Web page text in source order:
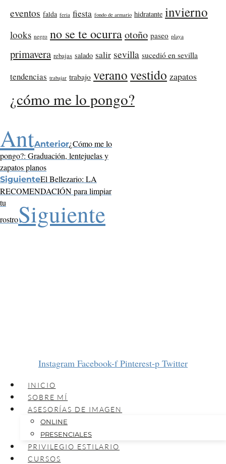
eventos falda feria fiesta fondo de armario hidratante invierno
looks negro no se te ocurraotoño paseo playa
primavera rebajas salado salir sevilla sucedió en sevilla
tendencias trabajar trabajo veranovestido zapatos
¿cómo me lo pongo?
AntAnterior¿Cómo me lo
pongo?: Graduación, lentejuelas y
zapatos planos
SiguienteEl Bellezario: LA
RECOMENDACIÓN para limpiar
tu
rostroSiguiente
Instagram Facebook-f Pinterest-p Twitter
INICIO
SOBRE MÍ
ASESORÍAS DE IMAGEN
ONLINE
PRESENCIALES
PRIVILEGIO ESTILARIO
CURSOS